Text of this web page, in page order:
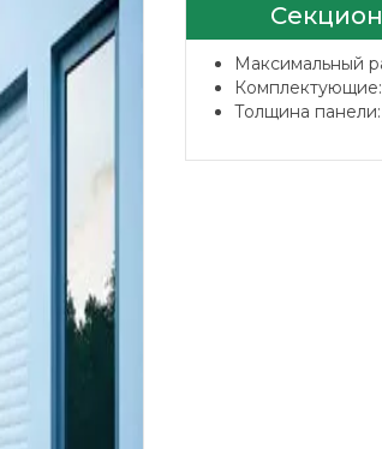
Максимальный
Толщина